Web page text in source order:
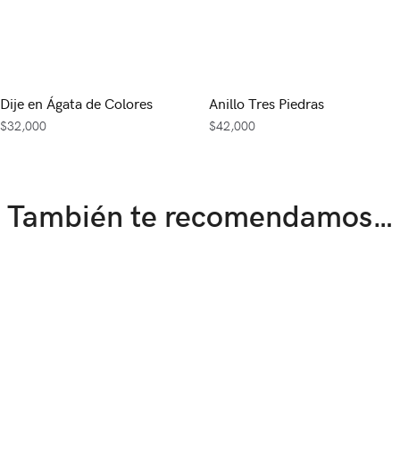
Dije en Ágata de Colores
$32,000
Anillo Tres Piedras
$42,000
También te recomendamos…